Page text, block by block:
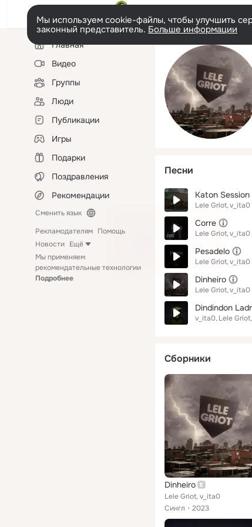
Мы используем cookie-файлы, чтобы улучшить
законный представитель. Больше информации
Левая
колонкаГлавная
Видео
Группы
Люди
Публикации
Игры
Подарки
Поздравления
Рекомендации
Сменить язык
Рекламодателям Помощь
Новости Ещё
Мы применяем
рекомендательные технологии
Подробнее
Песни
Katon Session
Lele Griot v_ita0
Corre
Lele Griot v_ita0
Pesadelo
Lele Griot v_ita0
Dinheiro
Lele Griot v_ita0
Dindindon
v_ita0 Lele Griot
Сборники
Dinheiro
Lele Griot, v_ita0
Сингл
2023